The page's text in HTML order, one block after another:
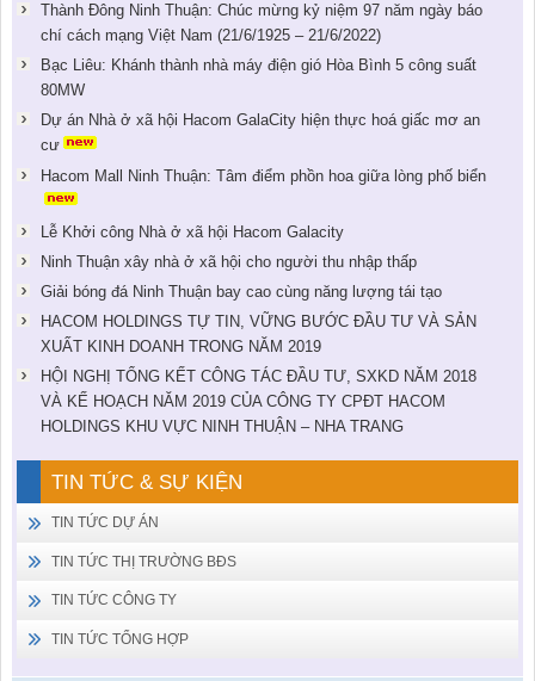
Thành Đông Ninh Thuận: Chúc mừng kỷ niệm 97 năm ngày báo
chí cách mạng Việt Nam (21/6/1925 – 21/6/2022)
Bạc Liêu: Khánh thành nhà máy điện gió Hòa Bình 5 công suất
80MW
Dự án Nhà ở xã hội Hacom GalaCity hiện thực hoá giấc mơ an
cư
Hacom Mall Ninh Thuận: Tâm điểm phồn hoa giữa lòng phố biển
Lễ Khởi công Nhà ở xã hội Hacom Galacity
Ninh Thuận xây nhà ở xã hội cho người thu nhập thấp
Giải bóng đá Ninh Thuận bay cao cùng năng lượng tái tạo
HACOM HOLDINGS TỰ TIN, VỮNG BƯỚC ĐẦU TƯ VÀ SẢN
XUẤT KINH DOANH TRONG NĂM 2019
HỘI NGHỊ TỔNG KẾT CÔNG TÁC ĐẦU TƯ, SXKD NĂM 2018
VÀ KẾ HOẠCH NĂM 2019 CỦA CÔNG TY CPĐT HACOM
HOLDINGS KHU VỰC NINH THUẬN – NHA TRANG
TIN TỨC & SỰ KIỆN
TIN TỨC DỰ ÁN
TIN TỨC THỊ TRƯỜNG BĐS
TIN TỨC CÔNG TY
TIN TỨC TỔNG HỢP